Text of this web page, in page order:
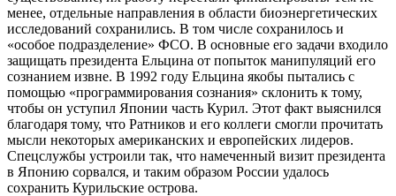
менее, отдельные направления в области биоэнергетических
исследований сохранились. В том числе сохранилось и
«особое подразделение» ФСО. В основные его задачи входило
защищать президента Ельцина от попыток манипуляций его
сознанием извне. В 1992 году Ельцина якобы пытались с
помощью «программирования сознания» склонить к тому,
чтобы он уступил Японии часть Курил. Этот факт выяснился
благодаря тому, что Ратников и его коллеги смогли прочитать
мысли некоторых американских и европейских лидеров.
Спецслужбы устроили так, что намеченный визит президента
в Японию сорвался, и таким образом России удалось
сохранить Курильские острова.